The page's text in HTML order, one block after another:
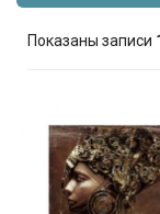
Показаны записи